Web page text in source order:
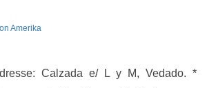
Amerika
Calzada e/ L y M, Vedado. *